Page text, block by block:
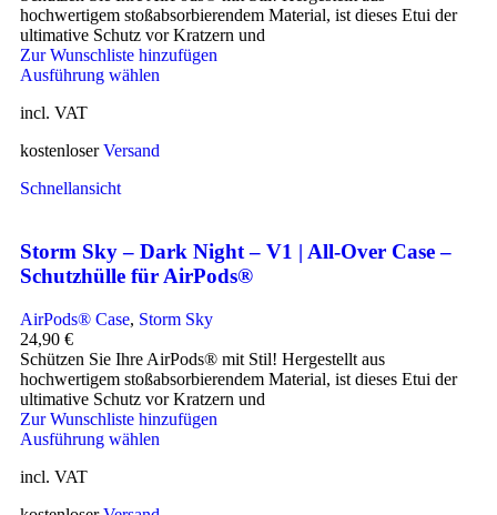
hochwertigem stoßabsorbierendem Material, ist dieses Etui der
ultimative Schutz vor Kratzern und
Zur Wunschliste hinzufügen
Ausführung wählen
incl. VAT
kostenloserVersand
Schnellansicht
Storm Sky – Dark Night – V1 | All-Over Case –
Schutzhülle für AirPods®
AirPods® Case, Storm Sky
24,90 €
Schützen Sie Ihre AirPods® mit Stil! Hergestellt aus
hochwertigem stoßabsorbierendem Material, ist dieses Etui der
ultimative Schutz vor Kratzern und
Zur Wunschliste hinzufügen
Ausführung wählen
incl. VAT